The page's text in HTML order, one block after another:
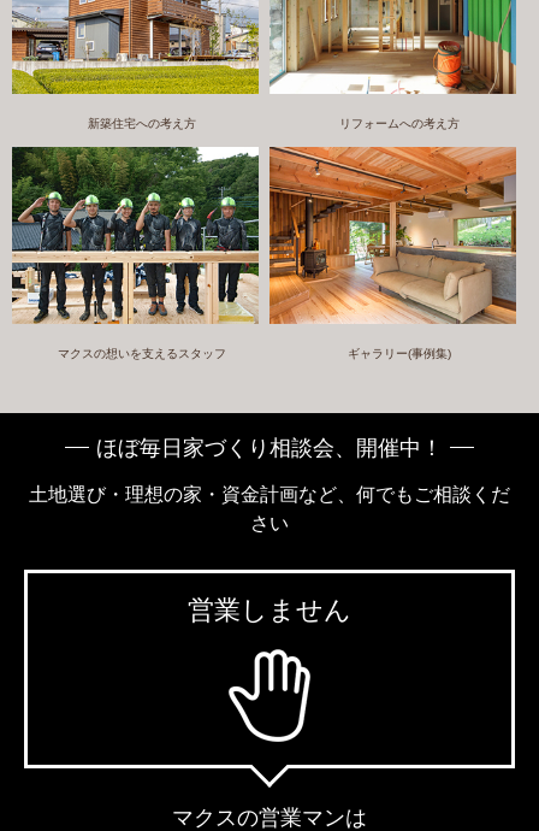
新築住宅への考え方 リフォームへの考え方
マクスの想いを支えるスタッフ ギャラリー(事例集)
ほぼ毎日家づくり相談会、開催中！
土地選び・理想の家・資金計画など、何でもご相談くだ
さい
営業しません
マクスの営業マンは